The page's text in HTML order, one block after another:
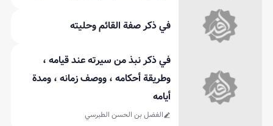
في ذكر صفة القائم وحليته
في ذكر نبذ من سيرته عند قيامه ،
وطريقة أحكامه ، ووصف زمانه ، ومدة
أيامه
الفضل بن الحسن الطبرسي